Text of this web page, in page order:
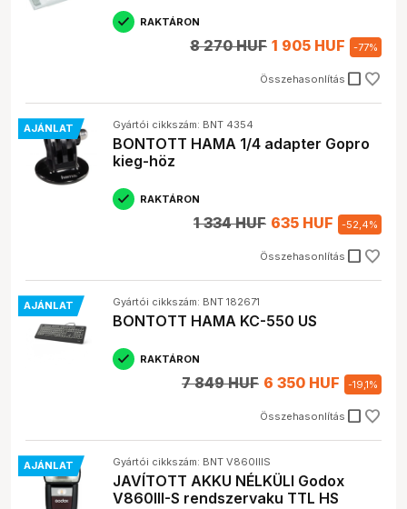
RAKTÁRON
Összehasonlítás check_box_outline_blank
8 270 HUF 1 905 HUF -77%
AJÁNLAT Gyártói cikkszám: BNT 4354
BONTOTT HAMA 1/4 adapter Gopro
kieg-höz
RAKTÁRON
Összehasonlítás check_box_outline_blank
1 334 HUF 635 HUF -52,4%
AJÁNLAT Gyártói cikkszám: BNT 182671
BONTOTT HAMA KC-550 US
RAKTÁRON
Összehasonlítás check_box_outline_blank
7 849 HUF 6 350 HUF -19,1%
AJÁNLAT Gyártói cikkszám: BNT V860IIIS
JAVÍTOTT AKKU NÉLKÜLI Godox
V860III-S rendszervaku TTL HS